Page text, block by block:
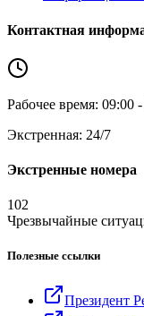
Контактная
Рабочее время: 09:00
Экстренная: 24/7
Экстренные номера
102
Чрезвычайные
Полезные ссылки
Президент